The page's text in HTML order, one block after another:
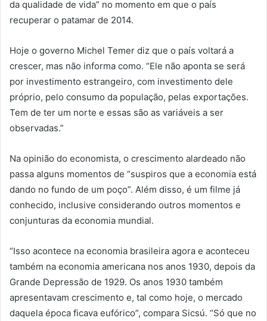
da qualidade de vida” no momento em que o país
recuperar o patamar de 2014.
Hoje o governo Michel Temer diz que o país voltará a
crescer, mas não informa como. “Ele não aponta se será
por investimento estrangeiro, com investimento dele
próprio, pelo consumo da população, pelas exportações.
Tem de ter um norte e essas são as variáveis a ser
observadas.”
Na opinião do economista, o crescimento alardeado não
passa alguns momentos de “suspiros que a economia está
dando no fundo de um poço”. Além disso, é um filme já
conhecido, inclusive considerando outros momentos e
conjunturas da economia mundial.
“Isso acontece na economia brasileira agora e aconteceu
também na economia americana nos anos 1930, depois da
Grande Depressão de 1929. Os anos 1930 também
apresentavam crescimento e, tal como hoje, o mercado
daquela época ficava eufórico”, compara Sicsú. “Só que no